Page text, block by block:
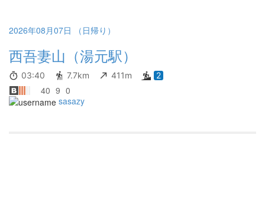
2026年08月07日 （日帰り）
西吾妻山（湯元駅）
03:40 7.7km 411m 2
40 9 0
sasazy